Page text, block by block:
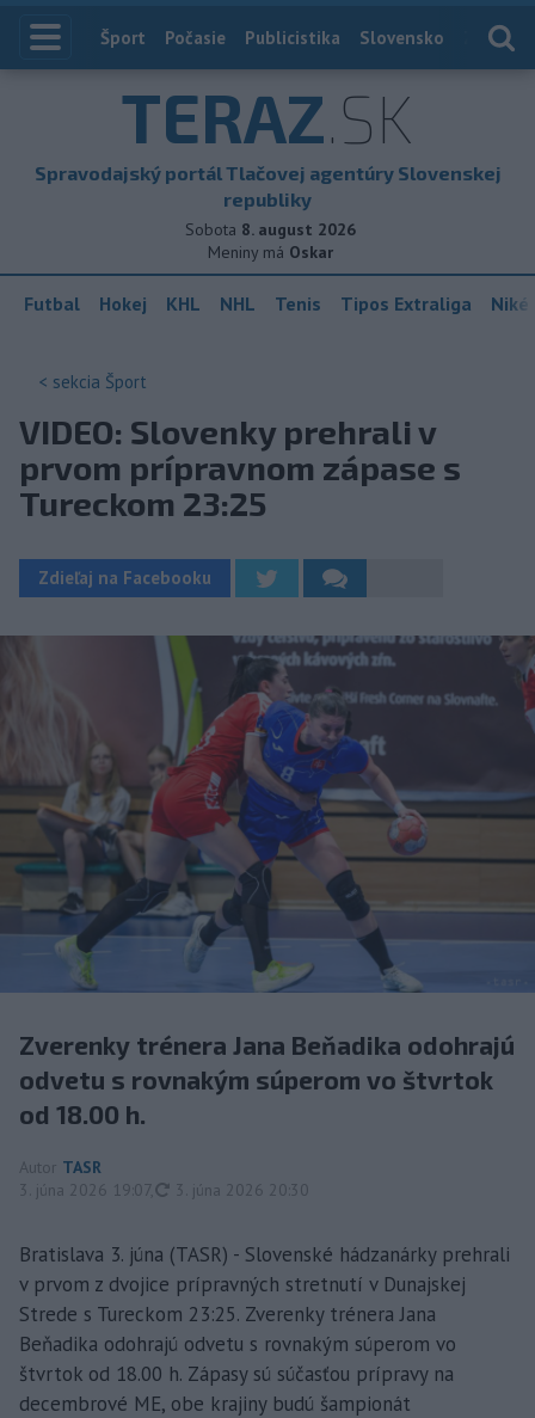
Index
Šport Počasie Publicistika Slovensko
TERAZ.SK
Spravodajský portál Tlačovej agentúry Slovenskej
republiky
Sobota 8. august 2026
Meniny má Oskar
Futbal Hokej KHL NHL Tenis Tipos Extraliga
< sekcia Šport
VIDEO: Slovenky prehrali v
prvom prípravnom zápase s
Tureckom 23:25
Zdieľaj na Facebooku
Zverenky trénera Jana Beňadika odohrajú
odvetu s rovnakým súperom vo štvrtok
od 18.00 h.
Autor TASR
3. júna 2026 19:07
aktualizované
3. júna 2026 20:30
Bratislava 3. júna (TASR) - Slovenské hádzanárky prehrali
v prvom z dvojice prípravných stretnutí v Dunajskej
Strede s Tureckom 23:25. Zverenky trénera Jana
Beňadika odohrajú odvetu s rovnakým súperom vo
štvrtok od 18.00 h. Zápasy sú súčasťou prípravy na
decembrové ME, obe krajiny budú šampionát